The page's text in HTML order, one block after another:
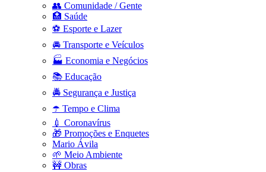
👥 Comunidade / Gente
🏥 Saúde
⚽ Esporte e Lazer
🚘 Transporte e Veículos
🏭 Economia e Negócios
📚 Educação
🚔 Segurança e Justiça
☂️ Tempo e Clima
💉 Coronavírus
🎁 Promoções e Enquetes
Mario Ávila
🌱 Meio Ambiente
🚧 Obras